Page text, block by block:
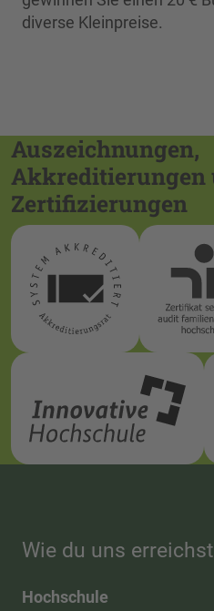
diverse Kleinpreise.
Auszeichnungen,
Akkreditierungen
Zertifizierungen
Wie du uns erreichst
Hochschule